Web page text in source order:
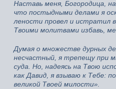
Наставь меня, Богородица,
что постыдными делами я
лености провел и истратил
Твоими молитвами избавь,
Думая о множестве дурных
несчастный, я трепещу при
суда. Но, надеясь на Твою
как Давид, я взываю к Тебе:
великой Твоей милости».